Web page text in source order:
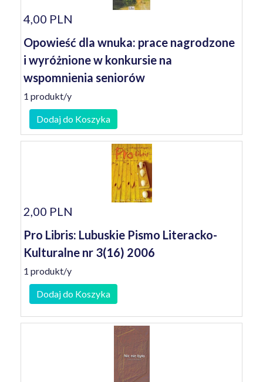
4,00 PLN
Opowieść dla wnuka: prace nagrodzone
i wyróżnione w konkursie na
wspomnienia seniorów
1 produkt/y
Dodaj do Koszyka
2,00 PLN
Pro Libris: Lubuskie Pismo Literacko-
Kulturalne nr 3(16) 2006
1 produkt/y
Dodaj do Koszyka